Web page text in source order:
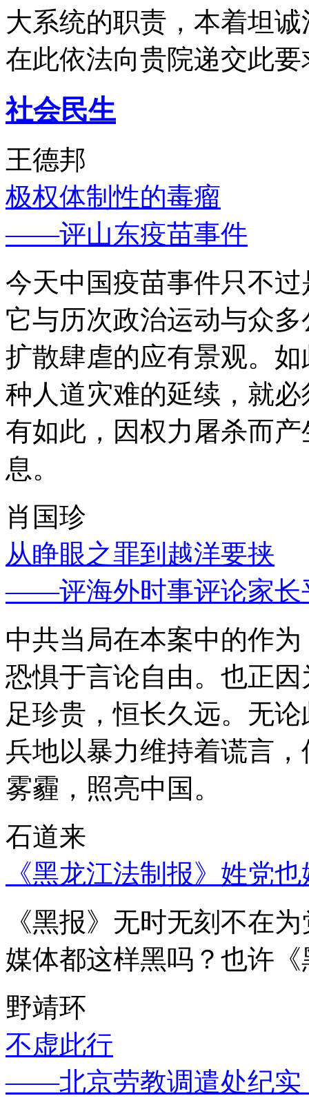
大系统的职责，本着坦
在此依法向贵院递交此要
社会民生
王德邦
极权体制性的毒瘤
——评山东疫苗事件
今天中国疫苗事件只不
它与历次政治运动与众
扩散肆虐的应有景观。
种人道灾难的延续，就
有如此，因权力屠杀而
息。
肖国珍
从睁眼之罪到越洋要挟
——评海外时事评论家长
中共当局在本案中的作
恐惧于言论自由。也正
足珍贵，恒长久远。无
兵地以暴力维持着谎言
雾霾，照亮中国。
石道来
《黑龙江法制报》姓党
《黑报》无时无刻不在
媒体都这样黑吗？也许
野靖环
不虚此行
——北京劳教调遣处纪实